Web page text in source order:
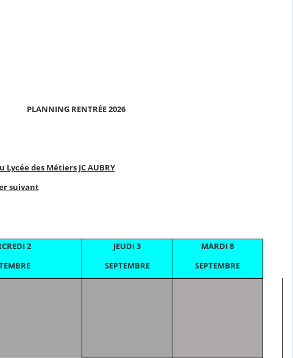
PLANNING RENTRÉE 2026
des Métiers JC AUBRY
suivant
2
JEUDI 3
SEPTEMBRE
MARDI 8
SEPTEMBRE